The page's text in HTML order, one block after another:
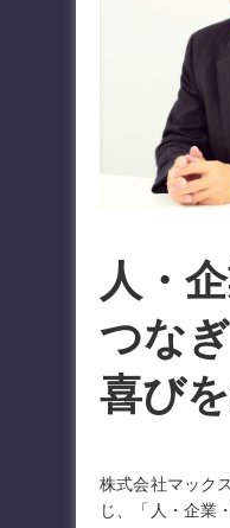
人・
つなぎ
喜び
株式会社マック
じ、「人・企業